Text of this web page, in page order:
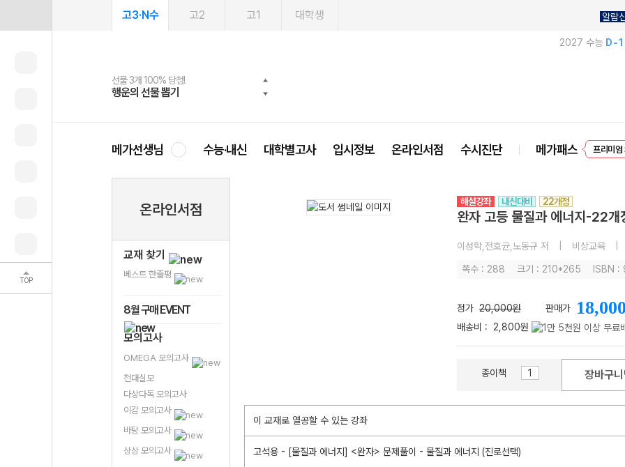
TOP
고3·N수 고2 고1 대학생 알람
2027 수능 D-
선물 3개 100% 당첨!
행운의 선물 뽑기
선물 100% 증정!
메가스터디 X 올리브
여름방학 스터디 캐시백
메가런 썸머스쿨
2027 러셀 단과
강사 공개선발
스마트러닝앱
설문 EVENT
메가패스
3일 무료 체험권
메가패스 수강생 무료혜택!
메가클럽 멤버십
사회공헌 캠페인
희망이룸 메가나눔
메가선생님 수능·내신 대학별고사 입시정보 온라인서점 수시진단 메가패스 프리미
온라인서점
교재 찾기
베스트 한줄평
8월 구매 EVENT
모의고사
OMEGA 모의고사
전대실모
다상다독 모의고사
이감 모의고사
바탕 모의고사
상상 모의고사
해설강좌 내신대비 22개정
완자 고등 물질과 에너지-22
이성학,전호균,노동규 저 비상교육
쪽수 : 288 크기 : 210*265 ISBN
정가 20,000원 판매가 18,000
배송비 : 2,800원
종이책 장바구니
이 교재로 열공할 수 있는 강좌
고석용 - [물질과 에너지] <완자> 문제풀이 - 물질과 에너지 (진로선택)